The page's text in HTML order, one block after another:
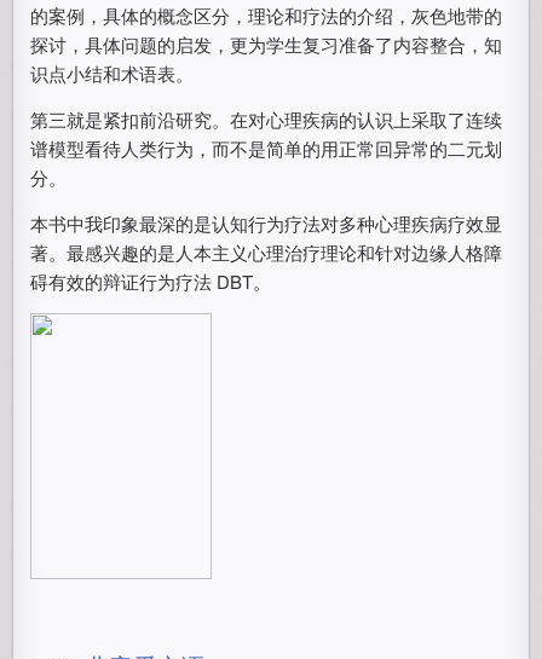
的案例，具体的概念区分，理论和疗法的介绍，灰色地带的
探讨，具体问题的启发，更为学生复习准备了内容整合，知
识点小结和术语表。
第三就是紧扣前沿研究。在对心理疾病的认识上采取了连续
谱模型看待人类行为，而不是简单的用正常回异常的二元划
分。
本书中我印象最深的是认知行为疗法对多种心理疾病疗效显
著。最感兴趣的是人本主义心理治疗理论和针对边缘人格障
碍有效的辩证行为疗法 DBT。